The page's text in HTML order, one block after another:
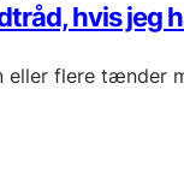
hvis jeg
eller flere tænder